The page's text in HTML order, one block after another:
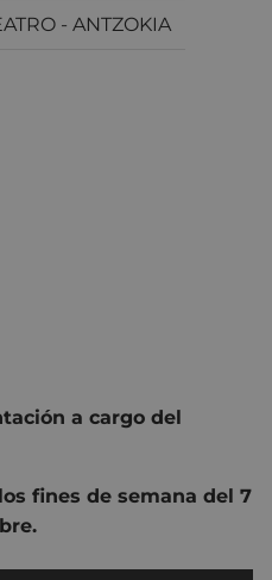
- ANTZOKIA
a cargo del
fines de semana del 7